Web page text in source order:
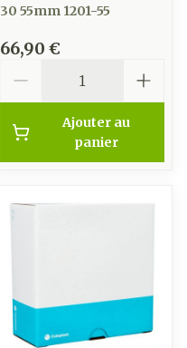
30 55mm 1201-55
66,90 €
Ajouter au
panier